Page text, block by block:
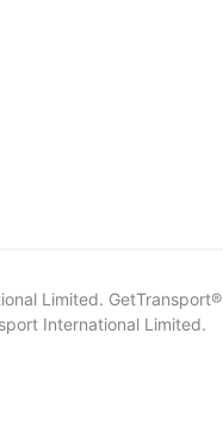
Limited. GetTransport®
International Limited.